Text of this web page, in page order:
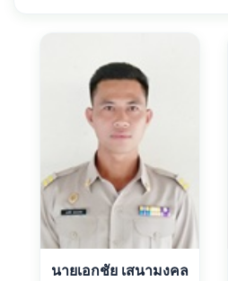
นายเอกชัย เสนามงคล